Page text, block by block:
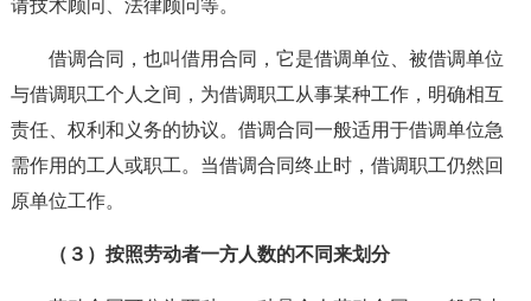
请技术顾问、法律顾问等。
借调合同，也叫借用合同，它是借调单位、被借调单位
与借调职工个人之间，为借调职工从事某种工作，明确相互
责任、权利和义务的协议。借调合同一般适用于借调单位急
需作用的工人或职工。当借调合同终止时，借调职工仍然回
原单位工作。
（３）按照劳动者一方人数的不同来划分